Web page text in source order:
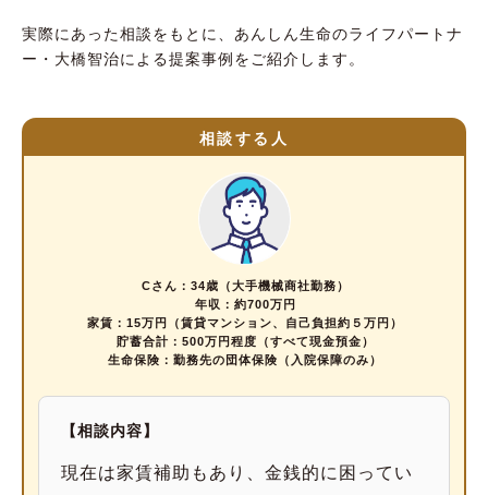
実際にあった相談をもとに、あんしん生命のライフパートナ
ー・大橋智治による提案事例をご紹介します。
相談する人
Cさん：34歳（大手機械商社勤務）
年収：約700万円
家賃：15万円（賃貸マンション、自己負担約５万円）
貯蓄合計：500万円程度（すべて現金預金）
生命保険：勤務先の団体保険（入院保障のみ）
【相談内容】
現在は家賃補助もあり、金銭的に困ってい